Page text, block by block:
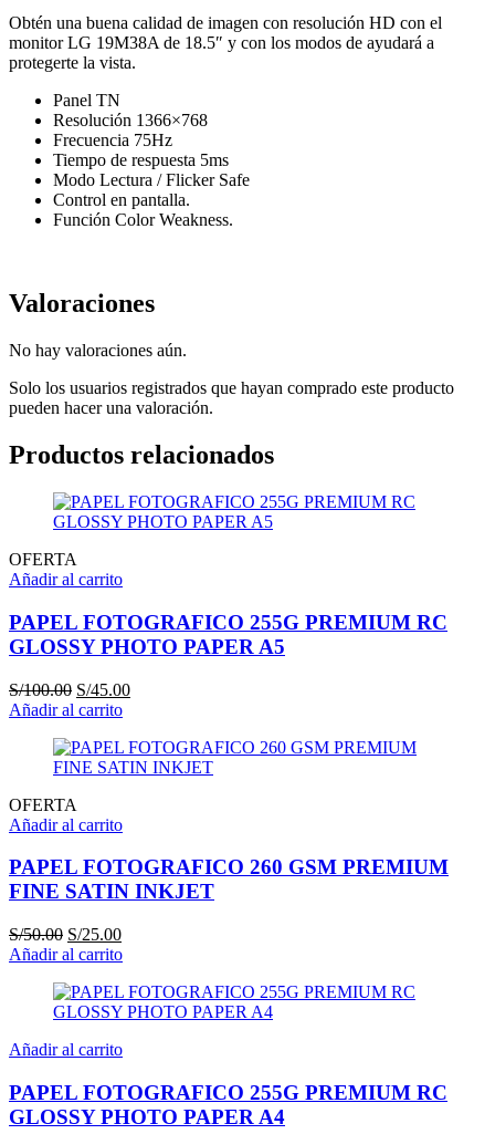
Obtén una buena calidad de imagen con resolución HD con el
monitor LG 19M38A de 18.5″ y con los modos de ayudará a
protegerte la vista.
Panel TN
Resolución 1366×768
Frecuencia 75Hz
Tiempo de respuesta 5ms
Modo Lectura / Flicker Safe
Control en pantalla.
Función Color Weakness.
Valoraciones
No hay valoraciones aún.
Solo los usuarios registrados que hayan comprado este producto
pueden hacer una valoración.
Productos relacionados
OFERTA
Añadir al carrito
PAPEL FOTOGRAFICO 255G PREMIUM RC
GLOSSY PHOTO PAPER A5
S/100.00 El
precio
era:
S/100.00.
S/45.00El
es:
S/45.00.
Añadir al carrito
OFERTA
Añadir al carrito
PAPEL FOTOGRAFICO 260 GSM PREMIUM
FINE SATIN INKJET
S/50.00 El
precio
era:
S/50.00.
S/25.00El
precio
es:
S/25.00.
Añadir al carrito
Añadir al carrito
PAPEL FOTOGRAFICO 255G PREMIUM RC
GLOSSY PHOTO PAPER A4